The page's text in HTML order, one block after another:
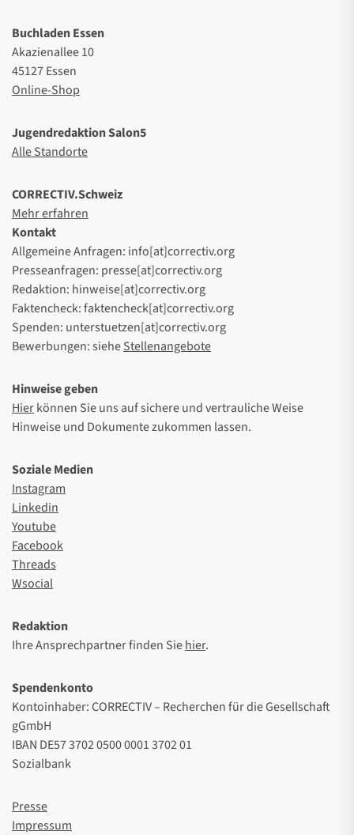
Buchladen Essen
Akazienallee 10
45127 Essen
Online-Shop
Jugendredaktion Salon5
Alle Standorte
CORRECTIV.Schweiz
Mehr erfahren
Kontakt
Allgemeine Anfragen: info[at]correctiv.org
Presseanfragen: presse[at]correctiv.org
Redaktion: hinweise[at]correctiv.org
Faktencheck: faktencheck[at]correctiv.org
Spenden: unterstuetzen[at]correctiv.org
Bewerbungen: sieheStellenangebote
Hinweise geben
Hierkönnen Sie uns auf sichere und vertrauliche Weise
Hinweise und Dokumente zukommen lassen.
Soziale Medien
Instagram
Linkedin
Youtube
Facebook
Threads
Wsocial
Redaktion
Ihre Ansprechpartner finden Siehier.
Spendenkonto
Kontoinhaber: CORRECTIV – Recherchen für die Gesellschaft
gGmbH
IBAN DE57 3702 0500 0001 3702 01
Sozialbank
Presse
Impressum